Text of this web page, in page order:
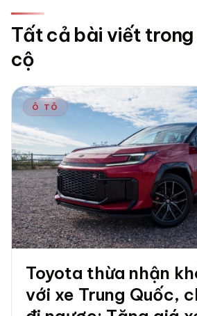
Tất cả bài viết trong
cộ
Ô TÔ
Toyota thừa nhận
với xe Trung Quốc,